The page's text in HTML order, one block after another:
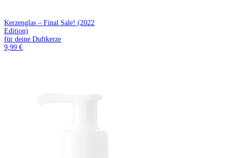
Kerzenglas – Final Sale! (2022
Edition)
für deine Duftkerze
9,99 €